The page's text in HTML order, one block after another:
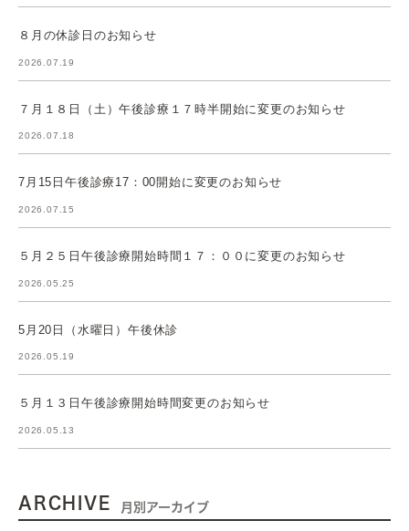
８月の休診日のお知らせ
2026.07.19
７月１８日（土）午後診療１７時半開始に変更のお知らせ
2026.07.18
7月15日午後診療17：00開始に変更のお知らせ
2026.07.15
５月２５日午後診療開始時間１７：００に変更のお知らせ
2026.05.25
5月20日（水曜日）午後休診
2026.05.19
５月１３日午後診療開始時間変更のお知らせ
2026.05.13
ARCHIVE 月別アーカイブ